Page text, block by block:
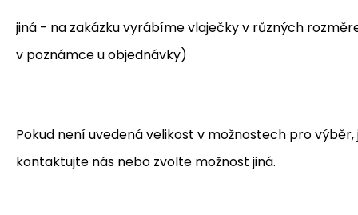
jiná - na zakázku vyrábíme vlaječky v různých
v poznámce u objednávky)
Pokud není uvedená velikost v možnostech pro výběr,
kontaktujte nás nebo zvolte možnost jiná.